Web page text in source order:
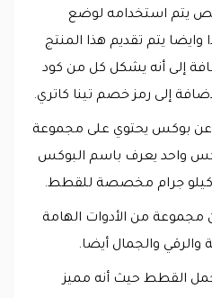
يتم استخدامه لوضع
يتم تقديم هذا المنتج
إلى أنه يشكل كل من كود
إلى رمز خصم تينا كاتري.
عن بوكس يحتوي على مجموعة
واحد يعرف باسم البوكس
مجموعة من الأدوات الهامة
والرقي والجمال أيضا.
القطط حيث أنه مميز